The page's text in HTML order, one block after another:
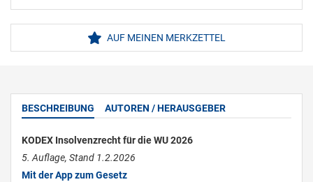
AUF MEINEN MERKZETTEL
BESCHREIBUNG AUTOREN / HERAUSGEBER
KODEX Insolvenzrecht für die WU 2026
5. Auflage, Stand 1.2.2026
Mit der App zum Gesetz